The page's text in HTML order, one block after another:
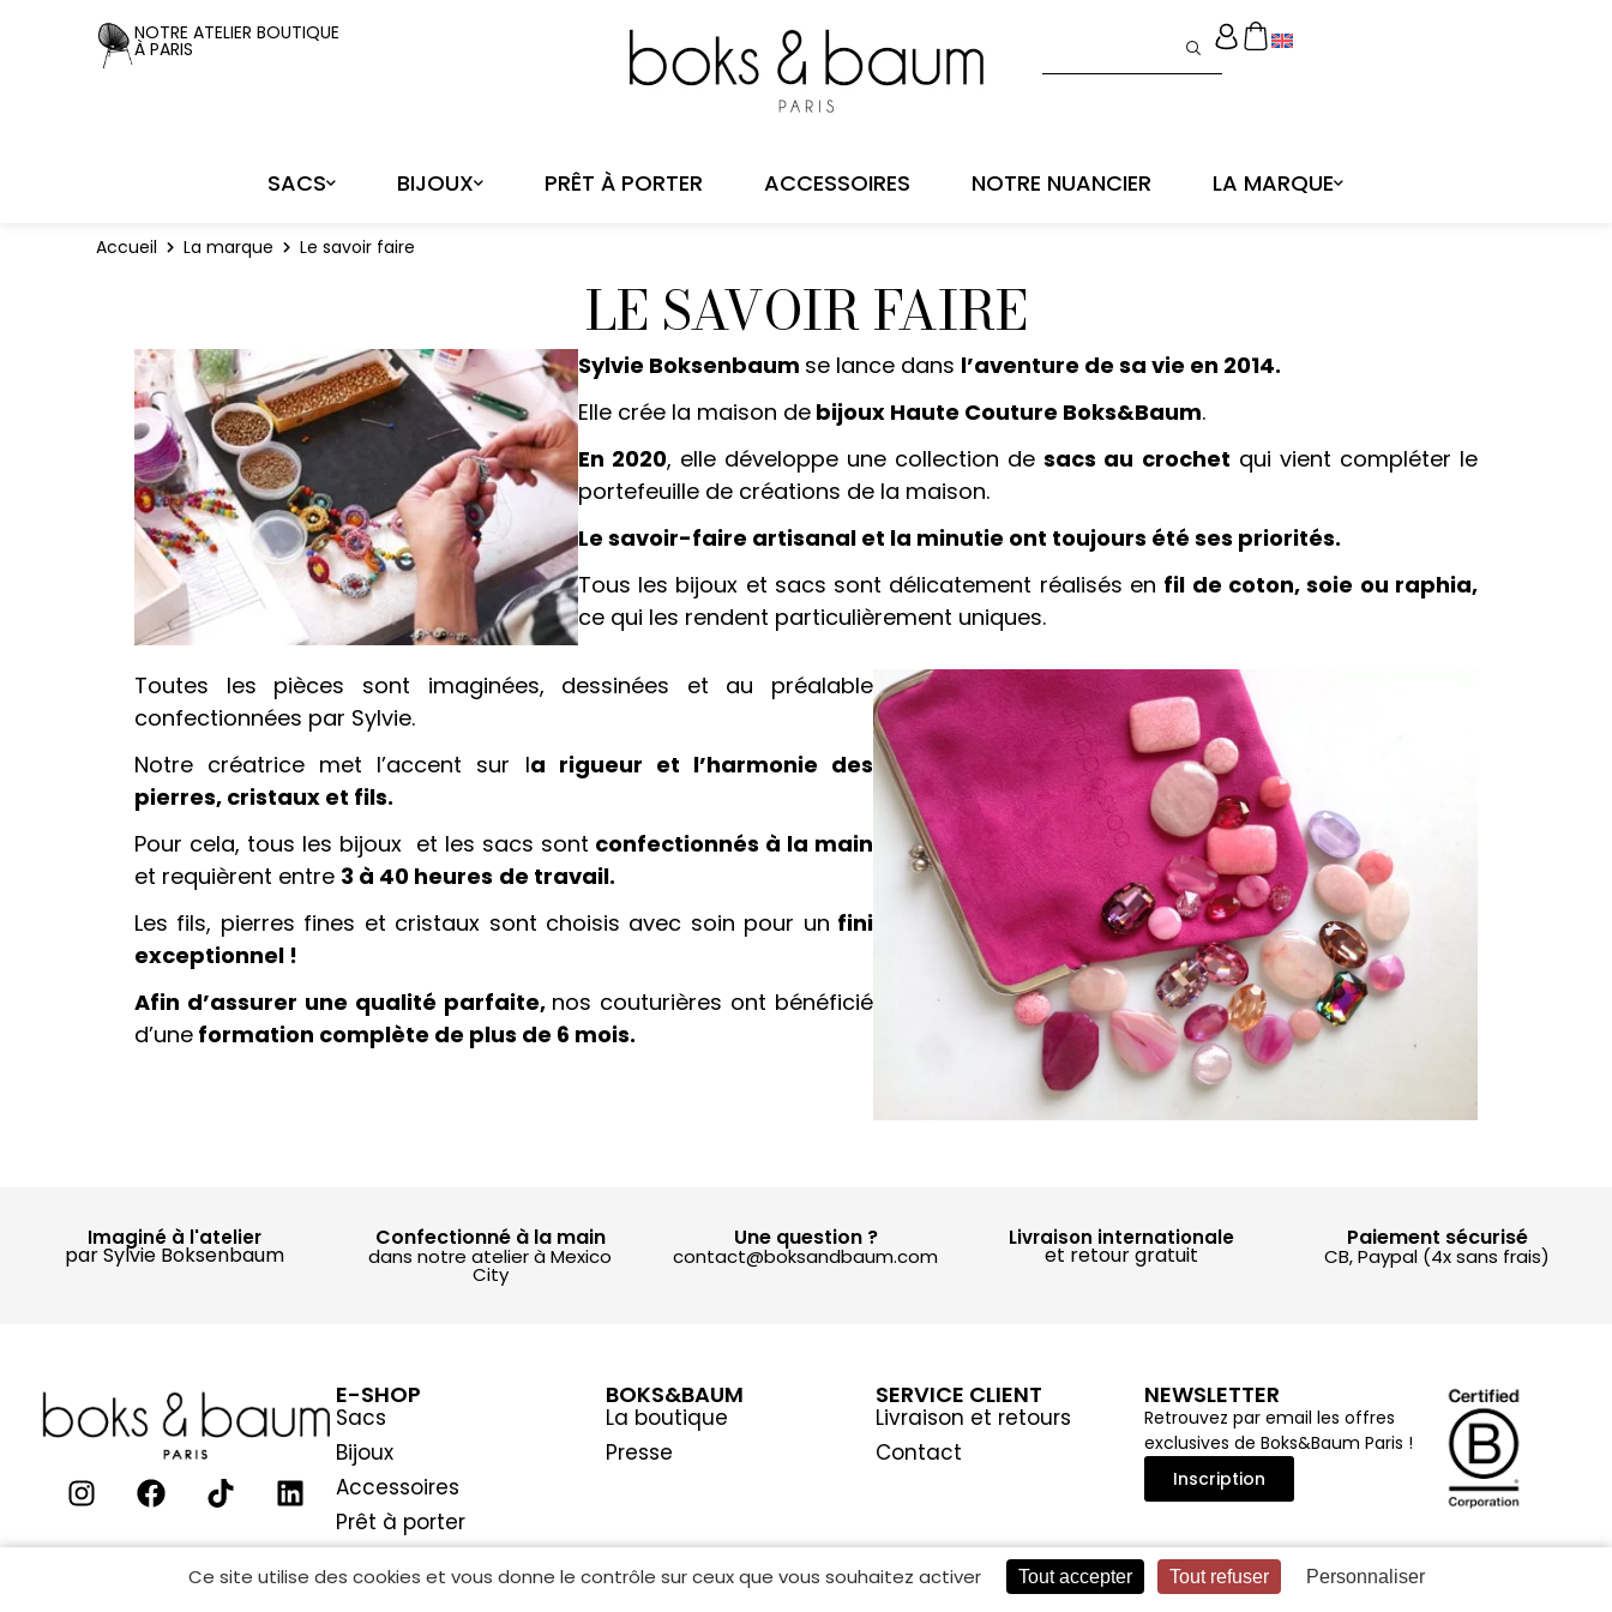
NOTRE ATELIER BOUTIQUE
À PARIS
SACS BIJOUX PRÊT À PORTER ACCESSOIRES NOTRE NUANCIER LA MARQUE
Accueil La marque Le savoir faire
LE SAVOIR FAIRE
Sylvie Boksenbaum se lance dans l’aventure de sa vie en 2014.
Elle crée la maison debijoux Haute Couture Boks&Baum.
En 2020, elle développe une collection desacs au crochet qui vient compléter le
portefeuille de créations de la maison.
Le savoir-faire artisanal et la minutie ont toujours été ses priorités.
Tous les bijoux et sacs sont délicatement réalisés en fil de coton, soie ou raphia,
ce qui les rendent particulièrement uniques.
Toutes les pièces sont imaginées, dessinées et au préalable
confectionnées par Sylvie.
Notre créatrice met l’accent sur la rigueur et l’harmonie des
pierres, cristaux et fils.
Pour cela, tous les bijoux et les sacs sont confectionnés à la main
et requièrent entre 3 à 40 heures de travail.
Les fils, pierres fines et cristaux sont choisis avec soin pour un fini
exceptionnel !
Afin d’assurer une qualité parfaite, nos couturières ont bénéficié
d’une formation complète de plus de 6 mois.
Imaginé à l'atelier
par Sylvie Boksenbaum
Confectionné à la main
dans notre atelier à Mexico
City
Une question ?
contact@boksandbaum.com
Livraison internationale
et retour gratuit
Paiement sécurisé
CB, Paypal (4x sans frais)
E-SHOP
Sacs
Bijoux
Accessoires
Prêt à porter
BOKS&BAUM
La boutique
Presse
SERVICE CLIENT
Livraison et retours
Contact
NEWSLETTER
Retrouvez par email les offres
exclusives de Boks&Baum Paris !
Inscription
Panneau de gestion des cookies
Ce site utilise des cookies et vous donne le contrôle sur ceux que vous souhaitez activer Tout accepter Tout refuser Personnaliser